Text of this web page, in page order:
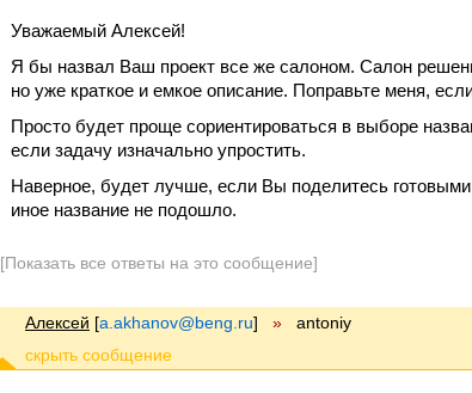
Уважаемый Алексей!
Я бы назвал Ваш проект все же салоном. Салон
но уже краткое и емкое описание. Поправьте меня,
Просто будет проще сориентироваться в выборе
если задачу изначально упростить.
Наверное, будет лучше, если Вы поделитесь
иное название не подошло.
[Показать все ответы на это сообщение]
Алексей [a.akhanov@beng.ru] » antoniy